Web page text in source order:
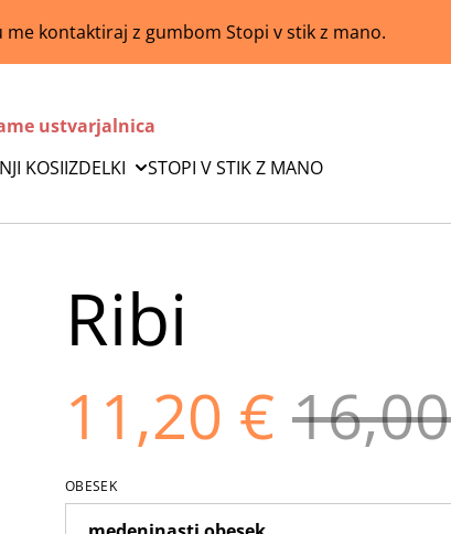
kontaktiraj z gumbom Stopi v stik z mano.
ustvarjalnica
KOSIIZDELKI STOPI V STIK Z MANO
Ribi
11,20 €
OBESEK